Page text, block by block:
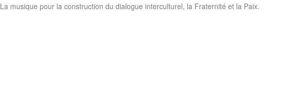
La musique pour la construction du dialogue interculturel, la Fraternité et la Paix.